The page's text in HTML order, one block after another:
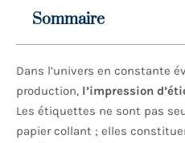
Sommaire
Dans l’univers en constante
production, l’impression
Les étiquettes ne sont pas
papier collant ; elles